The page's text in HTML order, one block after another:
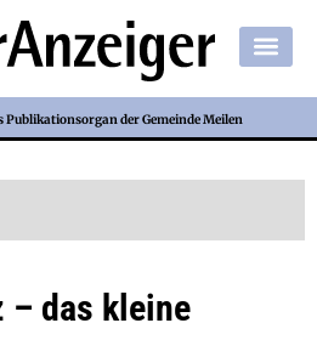
der Gemeinde Meilen
– das kleine